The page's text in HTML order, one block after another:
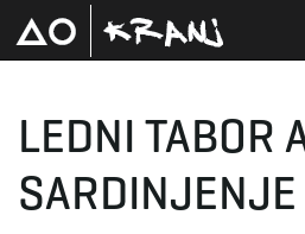
LEDNI TABOR
SARDINJENJE